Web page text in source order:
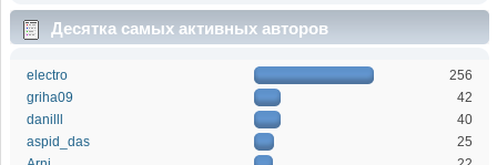
Десятка самых активных авторов
electro
256
griha09
42
danilll
40
aspid_das
25